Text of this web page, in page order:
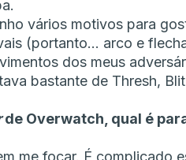
vários motivos para
(portanto… arco e
dos meus
bastante de Thresh,
de Overwatch, qual é
me focar. É complicado